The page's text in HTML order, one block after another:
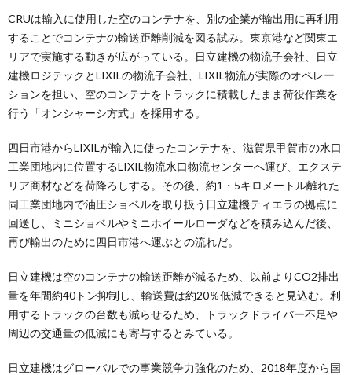
CRUは輸入に使用した空のコンテナを、別の企業が輸出用に再利用
することでコンテナの輸送距離削減を図る試み。東京港など関東エ
リアで実施する動きが広がっている。日立建機の物流子会社、日立
建機ロジテックとLIXILの物流子会社、LIXIL物流が実際のオペレー
ションを担い、空のコンテナをトラックに積載したまま荷役作業を
行う「オンシャーシ方式」を採用する。
四日市港からLIXILが輸入に使ったコンテナを、滋賀県甲賀市の水口
工業団地内に位置するLIXIL物流水口物流センターへ運び、エクステ
リア商材などを荷降ろしする。その後、約1・5キロメートル離れた
同工業団地内で油圧ショベルを取り扱う日立建機ティエラの拠点に
回送し、ミニショベルやミニホイールローダなどを積み込んだ後、
再び輸出のために四日市港へ運ぶとの流れだ。
日立建機は空のコンテナの輸送距離が減るため、以前よりCO2排出
量を年間約40トン抑制し、輸送費は約20％低減できると見込む。利
用するトラックの台数も減らせるため、トラックドライバー不足や
周辺の交通量の低減にも寄与するとみている。
日立建機はグローバルでの事業競争力強化のため、2018年度から国